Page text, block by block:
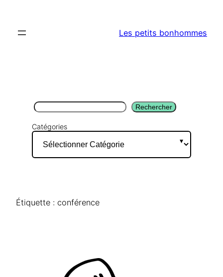
contenu
Les petits bonhommes
Rechercher Rechercher
Catégories
Étiquette : conférence